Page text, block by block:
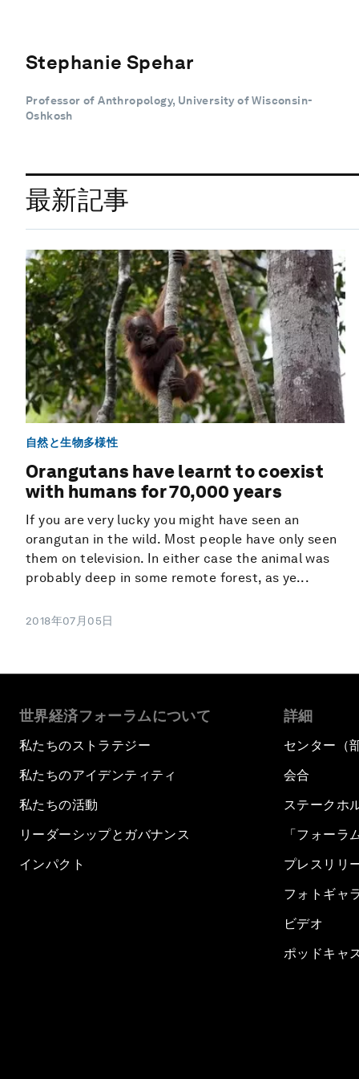
Stephanie Spehar
Professor of Anthropology, University of Wisconsin-
Oshkosh
最新記事
自然と生物多様性
Orangutans have learnt to coexist
with humans for 70,000 years
If you are very lucky you might have seen an
orangutan in the wild. Most people have only seen
them on television. In either case the animal was
probably deep in some remote forest, as ye...
2018年07月05日
世界経済フォーラムについて
私たちのストラテジー
私たちのアイデンティティ
私たちの活動
リーダーシップとガバナンス
インパクト
詳細
センター（
会合
ステークホ
「フォーラ
プレスリリ
フォトギャ
ビデオ
ポッドキャ